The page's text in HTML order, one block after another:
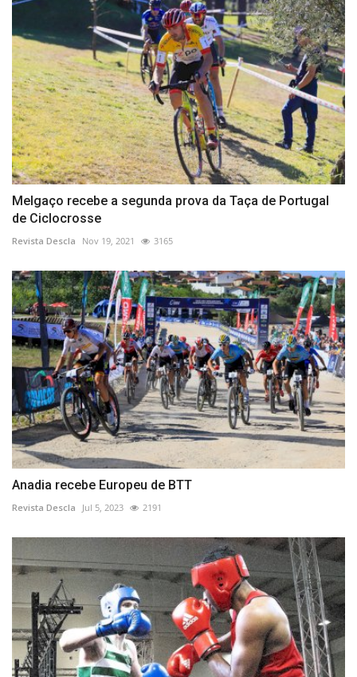
Melgaço recebe a segunda prova da Taça de Portugal
de Ciclocrosse
Revista Descla Nov 19, 2021 3165
Anadia recebe Europeu de BTT
Revista Descla Jul 5, 2023 2191